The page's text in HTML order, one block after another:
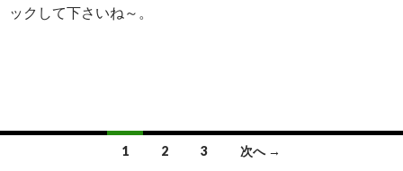
ックして下さいね～。
1 2 3 次へ →